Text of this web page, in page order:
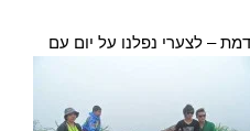
– לצערי נפלנו על יום עם